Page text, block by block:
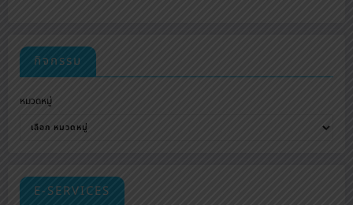
กิจกรรม
หมวดหมู่
E-SERVICES